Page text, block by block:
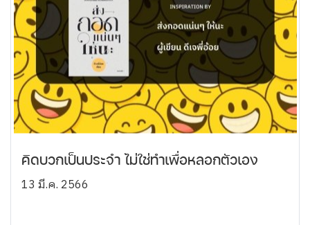
คิดบวกเป็นประจำ ไม่ใช่ทำเพื่อหลอกตัวเอง
13 มี.ค. 2566